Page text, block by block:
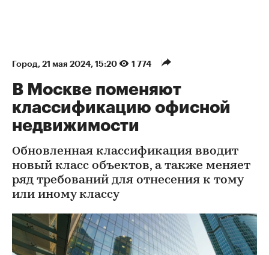
Город⁠, 21 мая 2024, 15:20 1 774
В Москве поменяют
классификацию офисной
недвижимости
Обновленная классификация вводит
новый класс объектов, а также меняет
ряд требований для отнесения к тому
или иному классу